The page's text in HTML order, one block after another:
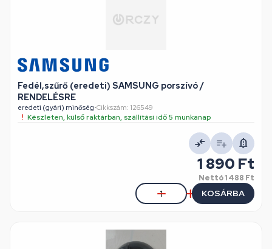
Fedél,szűrő (eredeti) SAMSUNG porszívó /
RENDELÉSRE
eredeti (gyári) minőség•Cikkszám: 126549
Készleten, külső raktárban, szállítási idő 5 munkanap
1 890 Ft
Nettó1 488 Ft
KOSÁRBA